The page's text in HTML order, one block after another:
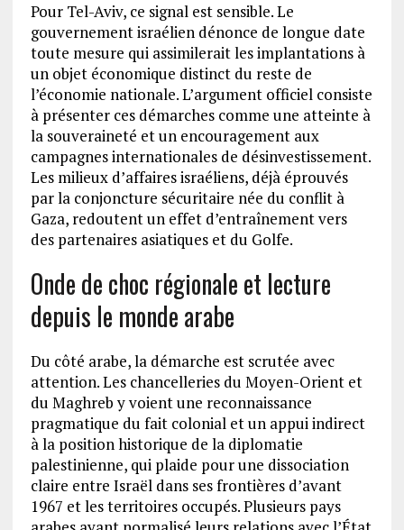
Pour Tel-Aviv, ce signal est sensible. Le
gouvernement israélien dénonce de longue date
toute mesure qui assimilerait les implantations à
un objet économique distinct du reste de
l’économie nationale. L’argument officiel consiste
à présenter ces démarches comme une atteinte à
la souveraineté et un encouragement aux
campagnes internationales de désinvestissement.
Les milieux d’affaires israéliens, déjà éprouvés
par la conjoncture sécuritaire née du conflit à
Gaza, redoutent un effet d’entraînement vers
des partenaires asiatiques et du Golfe.
Onde de choc régionale et lecture
depuis le monde arabe
Du côté arabe, la démarche est scrutée avec
attention. Les chancelleries du Moyen-Orient et
du Maghreb y voient une reconnaissance
pragmatique du fait colonial et un appui indirect
à la position historique de la diplomatie
palestinienne, qui plaide pour une dissociation
claire entre Israël dans ses frontières d’avant
1967 et les territoires occupés. Plusieurs pays